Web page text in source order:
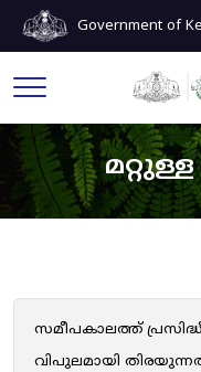
Government of
സമീപകാലത്ത്
വിപുലമായി